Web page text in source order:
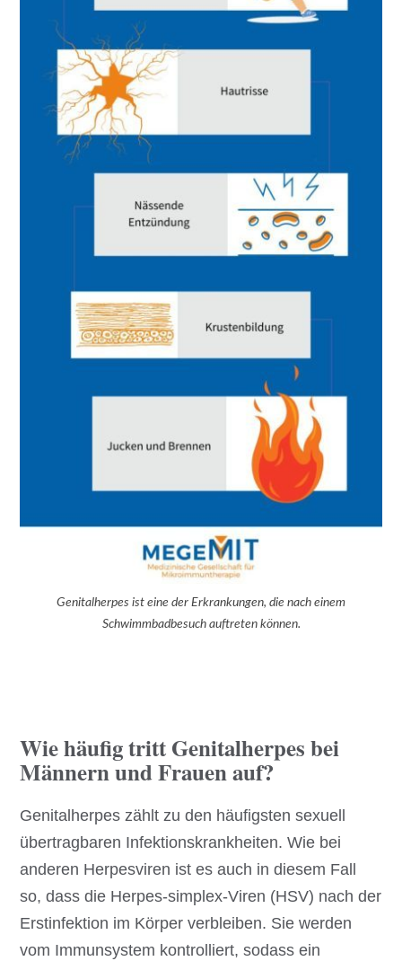
Genitalherpes ist eine der Erkrankungen, die nach einem
Schwimmbadbesuch auftreten können.
Wie häufig tritt Genitalherpes bei
Männern und Frauen auf?
Genitalherpes zählt zu den häufigsten sexuell
übertragbaren Infektionskrankheiten. Wie bei
anderen Herpesviren ist es auch in diesem Fall
so, dass die Herpes-simplex-Viren (HSV) nach der
Erstinfektion im Körper verbleiben. Sie werden
vom Immunsystem kontrolliert, sodass ein